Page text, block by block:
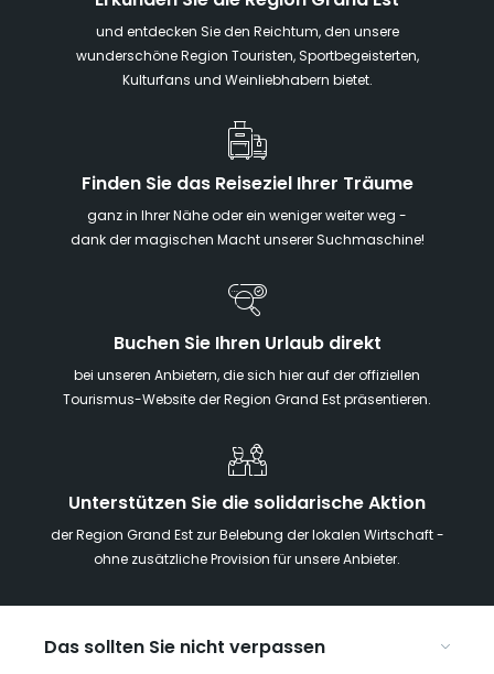
und entdecken Sie den Reichtum, den unsere
wunderschöne Region Touristen, Sportbegeisterten,
Kulturfans und Weinliebhabern bietet.
Finden Sie das Reiseziel Ihrer Träume
ganz in Ihrer Nähe oder ein weniger weiter weg -
dank der magischen Macht unserer Suchmaschine!
Buchen Sie Ihren Urlaub direkt
bei unseren Anbietern, die sich hier auf der offiziellen
Tourismus-Website der Region Grand Est präsentieren.
Unterstützen Sie die solidarische Aktion
der Region Grand Est zur Belebung der lokalen Wirtschaft -
ohne zusätzliche Provision für unsere Anbieter.
Das sollten Sie nicht verpassen